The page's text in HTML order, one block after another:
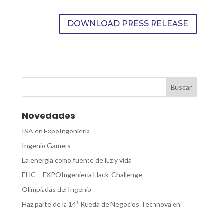
DOWNLOAD PRESS RELEASE
Novedades
ISA en ExpoIngeniería
Ingenio Gamers
La energía como fuente de luz y vida
EHC – EXPOIngeniería Hack_Challenge
Olimpiadas del Ingenio
Haz parte de la 14ª Rueda de Negocios Tecnnova en